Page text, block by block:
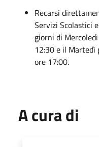
Recarsi
Servizi Scolastici
giorni di
12:30 e il Martedì
ore 17:00.
A cura di